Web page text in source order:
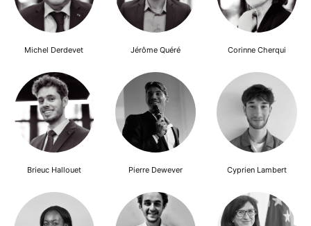
Michel Derdevet Jérôme Quéré Corinne Cherqui
Brieuc Hallouet Pierre Dewever Cyprien Lambert